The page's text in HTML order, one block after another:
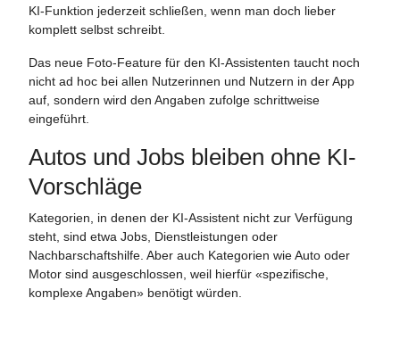
KI-Funktion jederzeit schließen, wenn man doch lieber
komplett selbst schreibt.
Das neue Foto-Feature für den KI-Assistenten taucht noch
nicht ad hoc bei allen Nutzerinnen und Nutzern in der App
auf, sondern wird den Angaben zufolge schrittweise
eingeführt.
Autos und Jobs bleiben ohne KI-
Vorschläge
Kategorien, in denen der KI-Assistent nicht zur Verfügung
steht, sind etwa Jobs, Dienstleistungen oder
Nachbarschaftshilfe. Aber auch Kategorien wie Auto oder
Motor sind ausgeschlossen, weil hierfür «spezifische,
komplexe Angaben» benötigt würden.